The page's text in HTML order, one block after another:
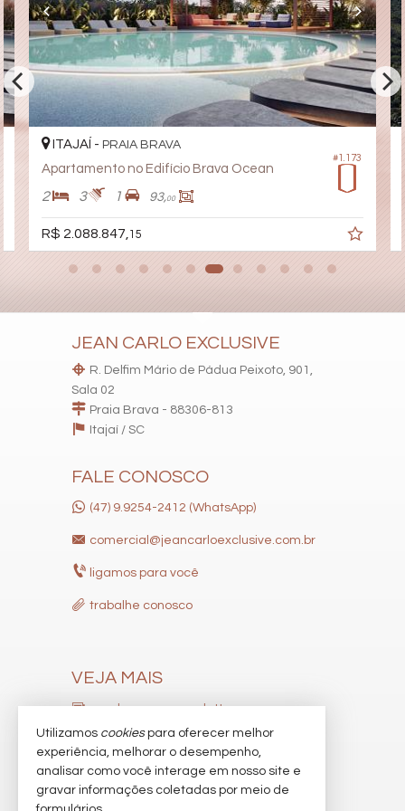
Demi-Suíte
Características do Empreendimento
Sauna
Bar
Sala de Jogos
Salão de Festas
Piscina
Spa
Espaço Gourmet
Portão Eletrônico
Playground
Brinquedoteca
Bicicletário
Elevador
Mini Mercado
Box de Praia
Acessibilidade para PNE
#1.173
ITAJAÍ - PRAIA BRAVA
Apartamento no Edifício Brava Ocean
2 3 1 93,00
R$ 2.088.847, 15
JEAN CARLO EXCLUSIVE
R. Delfim Mário de Pádua Peixoto, 901,
Sala 02
Praia Brava - 88306-813
Itajaí / SC
FALE CONOSCO
(47) 9.9254-2412 (WhatsApp)
comercial@jeancarloexclusive.com.br
ligamos para você
trabalhe conosco
VEJA MAIS
receba nosso newsletter
indicadores financeiros
cadastre seu imóvel
imóveis favoritos
Utilizamos cookiespara oferecer melhor
experiência, melhorar o desempenho,
analisar como você interage em nosso site e
gravar informações coletadas por meio de